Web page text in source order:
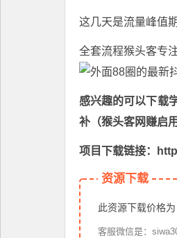
这几天是流量峰值
全套流程猴头客专
感兴趣的可以下载
补（猴头客网赚启
项目下载链接：
资源下载
此资源下载价格为